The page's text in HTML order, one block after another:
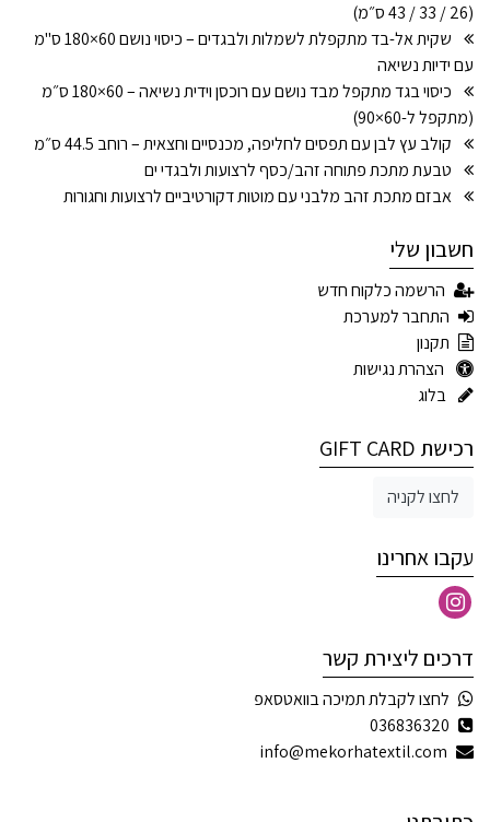
(26 / 33 / 43 ס״מ)
שקית אל-בד מתקפלת לשמלות ולבגדים – כיסוי נושם 60×180 ס"מ
עם ידיות נשיאה
כיסוי בגד מתקפל מבד נושם עם רוכסן וידית נשיאה – 60×180 ס״מ
(מתקפל ל-60×90)
קולב עץ לבן עם תפסים לחליפה, מכנסיים וחצאית – רוחב 44.5 ס״מ
טבעת מתכת פתוחה זהב/כסף לרצועות ולבגדי ים
אבזם מתכת זהב מלבני עם מוטות דקורטיביים לרצועות וחגורות
חשבון שלי
הרשמה כלקוח חדש
התחבר למערכת
תקנון
הצהרת נגישות
בלוג
רכישת GIFT CARD
לחצו לקניה
עקבו אחרינו
דרכים ליצירת קשר
לחצו לקבלת תמיכה בוואטסאפ
036836320
info@mekorhatextil.com